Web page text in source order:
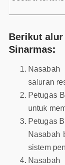
Berikut alur
Sinarmas:
saluran
Petugas
untuk
Petugas
Nasabah
sistem